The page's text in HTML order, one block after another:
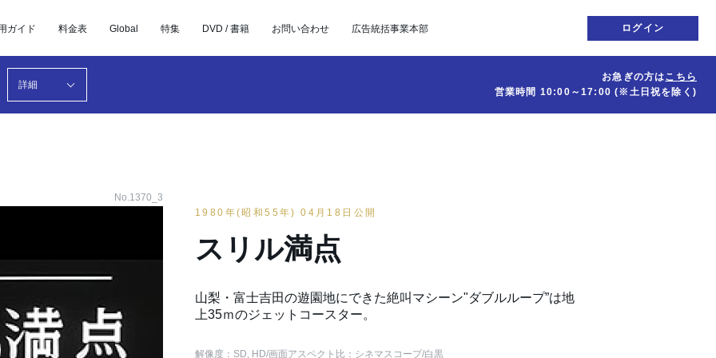
ガイド 料金表 Global 特集 DVD / 書籍 お問い合わせ 広告統括事業本部 ログイン
詳細
お急ぎの方はこちら
営業時間 10:00～17:00(※土日祝を除く)
No.1370_3
1980年(昭和55年) 04月18日公開
スリル満点
山梨・富士吉田の遊園地にできた絶叫マシーン"ダブルループ”は地
上35ｍのジェットコースター。
解像度：SD, HD/画面アスペクト比：シネマスコープ/白黒